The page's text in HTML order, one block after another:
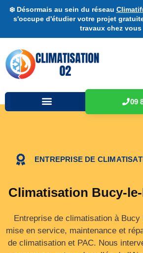
❄️ Désormais au sein du réseau
s'occupe d'étudier votre projet
travaux chez vous
09
ENTREPRISE DE
Climatisation Bucy-
Entreprise de climatisation à Bucy
mise en service, maintenance et
de climatisation et PAC. Nous